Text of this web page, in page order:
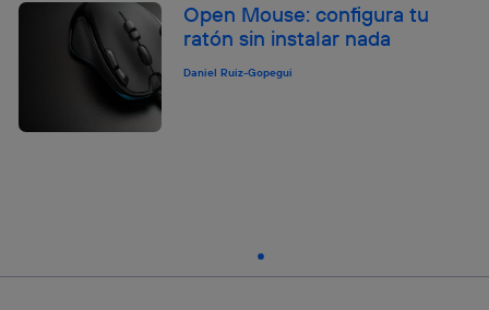
Open Mouse: configura tu
ratón sin instalar nada
Daniel Ruiz-Gopegui